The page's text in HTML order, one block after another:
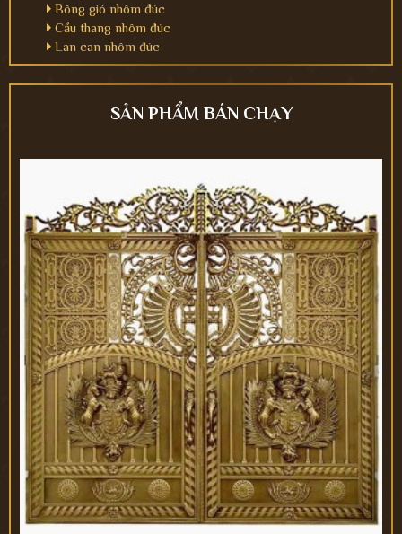
Bông gió nhôm đúc
Cầu thang nhôm đúc
Lan can nhôm đúc
SẢN PHẨM BÁN CHẠY